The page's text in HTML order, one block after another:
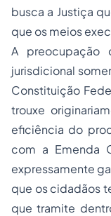
busca a Justiça
que os meios
A preocupação
jurisdicional
Constituição
trouxe
eficiência do
com a Emenda
expressamente
que os cidadãos
que tramite